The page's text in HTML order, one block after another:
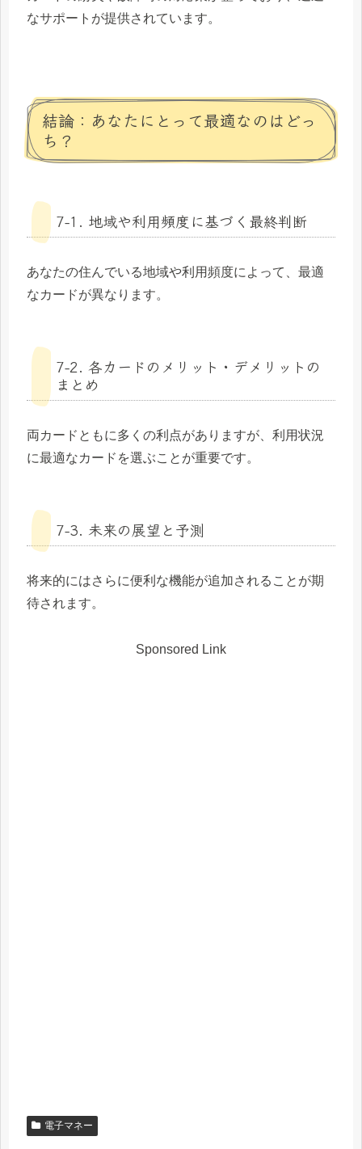
なサポートが提供されています。
結論：あなたにとって最適なのはどっ
ち？
7-1. 地域や利用頻度に基づく最終判断
あなたの住んでいる地域や利用頻度によって、最適
なカードが異なります。
7-2. 各カードのメリット・デメリットの
まとめ
両カードともに多くの利点がありますが、利用状況
に最適なカードを選ぶことが重要です。
7-3. 未来の展望と予測
将来的にはさらに便利な機能が追加されることが期
待されます。
Sponsored Link
電子マネー